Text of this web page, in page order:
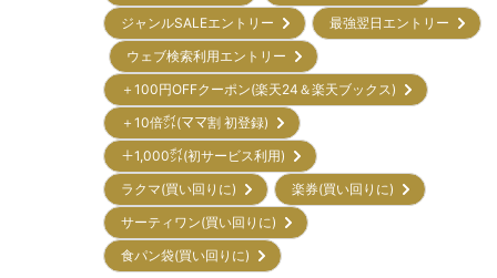
ジャンルSALEエントリー
最強翌日エントリー
ウェブ検索利用エントリー
＋100円OFFクーポン(楽天24＆楽天ブックス)
＋10倍㌽(ママ割 初登録)
＋1,000㌽(初サービス利用)
ラクマ(買い回りに)
楽券(買い回りに)
サーティワン(買い回りに)
食パン袋(買い回りに)